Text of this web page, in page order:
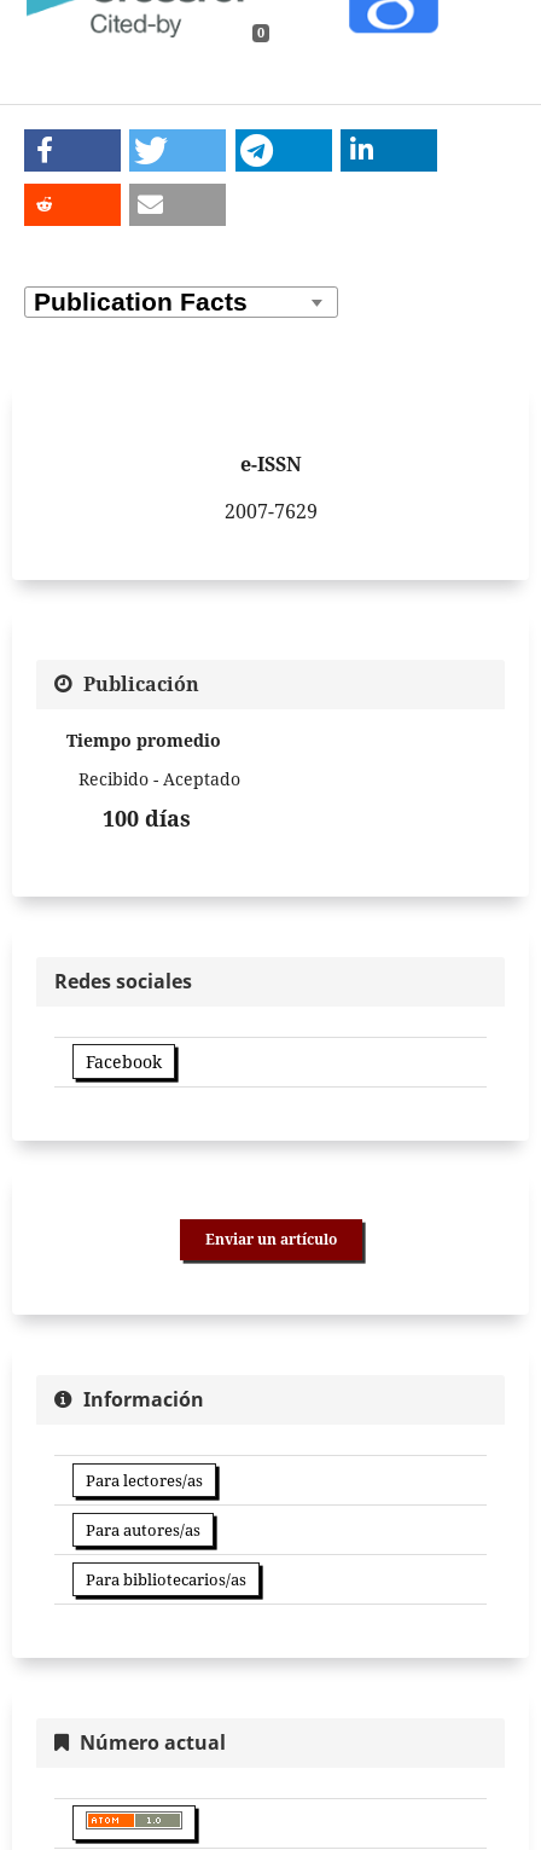
0
e-ISSN
2007-7629
Publicación
Tiempo promedio
Recibido - Aceptado
100 días
Redes sociales
Facebook
Enviar un artículo
Información
Para lectores/as
Para autores/as
Para bibliotecarios/as
Número actual